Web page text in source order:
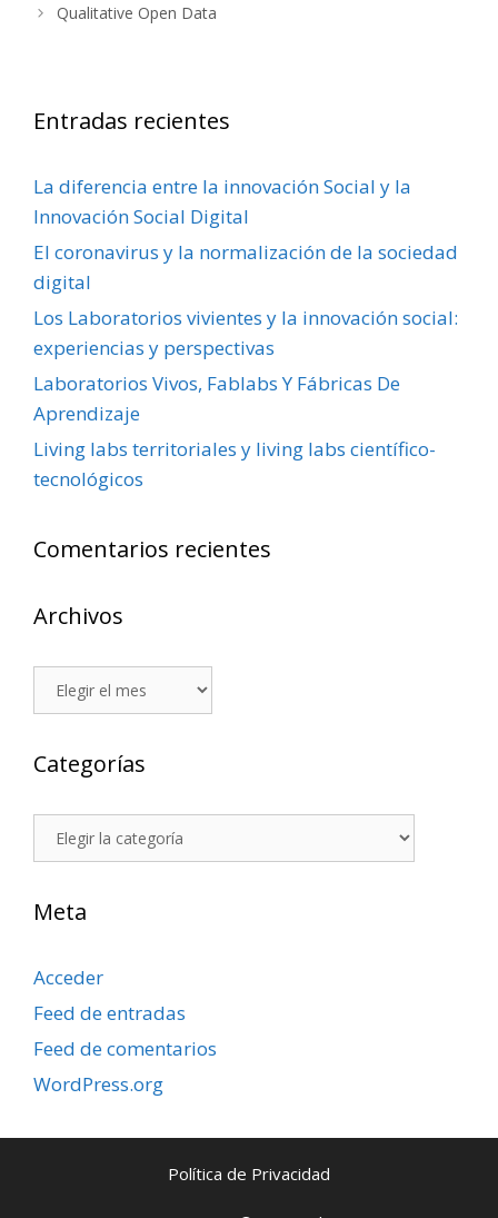
Qualitative Open Data
Entradas recientes
La diferencia entre la innovación Social y la
Innovación Social Digital
El coronavirus y la normalización de la sociedad
digital
Los Laboratorios vivientes y la innovación social:
experiencias y perspectivas
Laboratorios Vivos, Fablabs Y Fábricas De
Aprendizaje
Living labs territoriales y living labs científico-
tecnológicos
Comentarios recientes
Archivos
Archivos
Categorías
Categorías
Meta
Acceder
Feed de entradas
Feed de comentarios
WordPress.org
Política de Privacidad